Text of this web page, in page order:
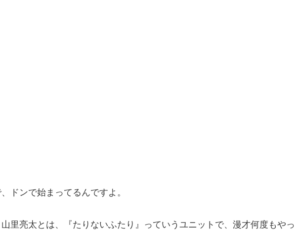
ドンで始まってるんですよ。
山里亮太とは、『たりないふたり』っていうユニットで、漫才何度もやっ